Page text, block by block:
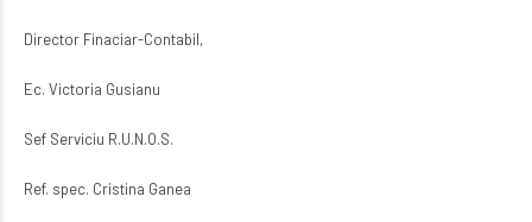
Director Finaciar-Contabil,
Ec. Victoria Gusianu
Sef Serviciu R.U.N.O.S.
Ref. spec. Cristina Ganea